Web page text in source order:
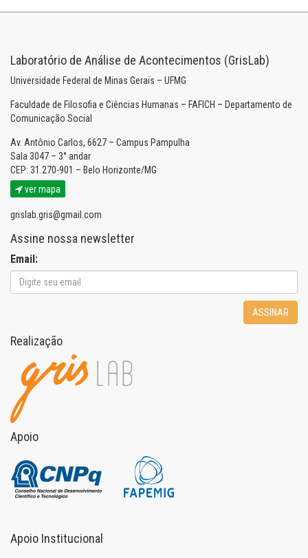
Laboratório de Análise de Acontecimentos (GrisLab)
Universidade Federal de Minas Gerais – UFMG
Faculdade de Filosofia e Ciências Humanas – FAFICH – Departamento de
Comunicação Social
Av. Antônio Carlos, 6627 – Campus Pampulha
Sala 3047 – 3° andar
CEP: 31.270-901 – Belo Horizonte/MG
ver mapa
grislab.gris@gmail.com
Assine nossa newsletter
Email:
ASSINAR
Realização
Apoio
Apoio Institucional